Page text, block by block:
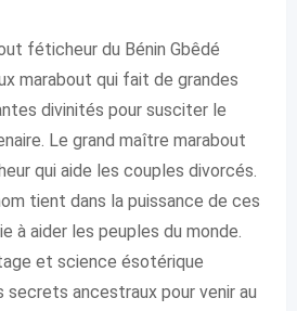
féticheur du Bénin Gbêdé
marabout qui fait de grandes
divinités pour susciter le
Le grand maître marabout
qui aide les couples divorcés.
tient dans la puissance de ces
à aider les peuples du monde.
et science ésotérique
secrets ancestraux pour venir au